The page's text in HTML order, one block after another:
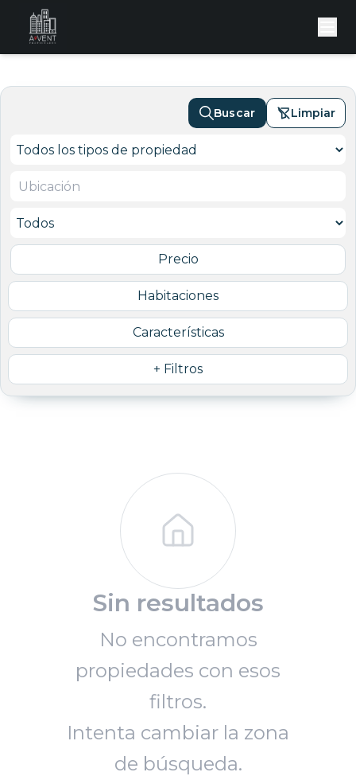
Precio
Habitaciones
Características
+ Filtros
Buscar Limpiar
Sin resultados
No encontramos
propiedades con esos
filtros.
Intenta cambiar la zona
de búsqueda.